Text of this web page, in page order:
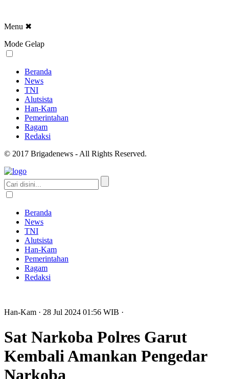
Menu ✖
Mode Gelap
Beranda
News
TNI
Alutsista
Han-Kam
Pemerintahan
Ragam
Redaksi
© 2017 Brigadenews - All Rights Reserved.
Beranda
News
TNI
Alutsista
Han-Kam
Pemerintahan
Ragam
Redaksi
Han-Kam · 28 Jul 2024 01:56 WIB ·
Sat Narkoba Polres Garut
Kembali Amankan Pengedar
Narkoba